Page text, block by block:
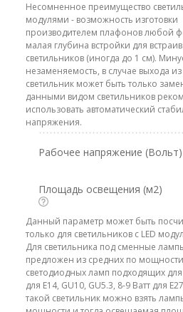
Несомненное преимущество
модулями - возможность изготовки
производителем плафонов любой
малая глубина встройки для
светильников (иногда до 1 см).
незаменяемость, в случае выхода из
светильник может быть только
данными видом светильников
использовать автоматический
напряжения.
Рабочее напряжение (Вольт)
Площадь освещения (м2)
Данный параметр может быть
только для светильников с LED
Для светильника под сменные
предложен из средних по мощности
светодиодных ламп подходящих для
для E14, GU10, GU5.3, 8-9 Ватт для
такой светильник можно взять